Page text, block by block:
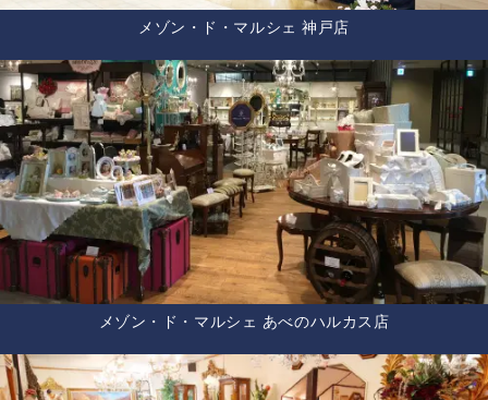
メゾン・ド・マルシェ 神戸店
メゾン・ド・マルシェ あべのハルカス店